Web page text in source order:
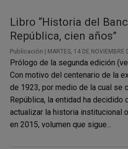
Libro “Historia del
República, cien años”
Publicación | MARTES, 14 DE NOVIEMBRE
Prólogo de la segunda edición
Con motivo del centenario de la
de 1923, por medio de la cual se
República, la entidad ha decidido
actualizar la historia institucional
en 2015, volumen que sigue...